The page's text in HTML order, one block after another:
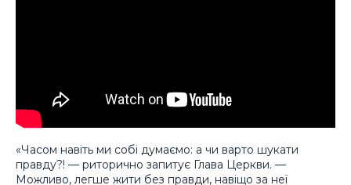
«Часом навіть ми собі думаємо: а чи варто шукати
правду?! — риторично запитує Глава Церкви. —
Можливо, легше жити без правди, навіщо за неї